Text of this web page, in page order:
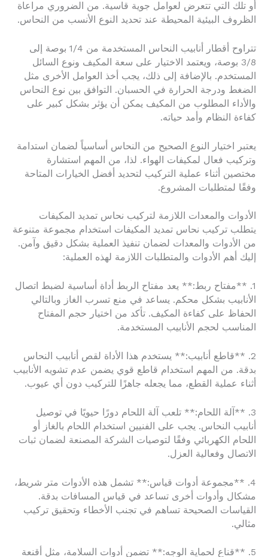
أو تلك التي تتعرض لعوامل جوية قاسية. من الضروري مراعاة
الظروف البيئية المحيطة عند تحديد النوع الأنسب من النحاس.
تتراوح أقطار أنابيب النحاس المستخدمة من 1/4 بوصة إلى
3/8 بوصة، ويعتمد الاختيار على سعة المكيف ونوع السائل
المستخدم. بالإضافة إلى ذلك، يجب أخذ العوامل الأخرى مثل
الضغط ودرجة الحرارة في الحسبان. التوافق بين نوع النحاس
والأداء المطلوب من المكيف يمكن أن يؤثر بشكل كبير على
كفاءة النظام وأمد حياته.
يعتبر اختيار النوع الصحيح من النحاس أساسياً لضمان استدامة
وتركيب فعال لمكيفات الهواء. لذا، من المهم استشارة
مختصين أثناء عملية التركيب لتحديد أفضل الخيارات المتاحة
وفقًا لمتطلبات المشروع.
الأدوات والمعدات اللازمة لتركيب نحاس تمديد المكيفات
يتطلب تركيب نحاس تمديد المكيفات استخدام مجموعة متنوعة
من الأدوات والمعدات لضمان تنفيذ العملية بشكل دقيق وآمن.
إليك أهم الأدوات والمتطلبات اللازمة لهذه العملية:
1. **مفتاح ربط:** يعد مفتاح الربط أداة أساسية لضبط اتصال
الأنابيب بشكل محكم. يساعد في منع تسرب الغاز وبالتالي
الحفاظ على كفاءة المكيف. تأكد من اختيار حجم المفتاح
المناسب لحجم الأنابيب المستخدمة.
2. **قاطع أنابيب:** يستخدم هذا الأداة لقص أنابيب النحاس
بدقة. من المهم استخدام قاطع قوي يضمن عدم تشويه الأنابيب
أثناء عملية القطع، مما يجعله جاهزًا للتركيب دون أي عيوب.
3. **آلة اللحام:** تلعب آلة اللحام دورًا حيويًا في توصيل
أنابيب النحاس. يجب على الفنيين استخدام اللحام بالغاز أو
اللحام الكهربائي وفقًا لتوصيات الشركة المصنعة لضمان ثبات
الاتصال وفعالية العزل.
4. **مجموعة أدوات قياس:** تشمل هذه الأدوات متر شريط،
مشكال وأدوات أخرى تساعد في قياس المسافات بدقة.
القياسات الصحيحة تساهم في تجنب الأخطاء وتحقيق تركيب
مثالي.
5. **قناع لحماية الوجه:** تضمن أدوات السلامة، مثل أقنعة